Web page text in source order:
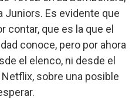
Juniors. Es evidente que
contar, que es la que el
conoce, pero por ahora
el elenco, ni desde el
sobre una posible